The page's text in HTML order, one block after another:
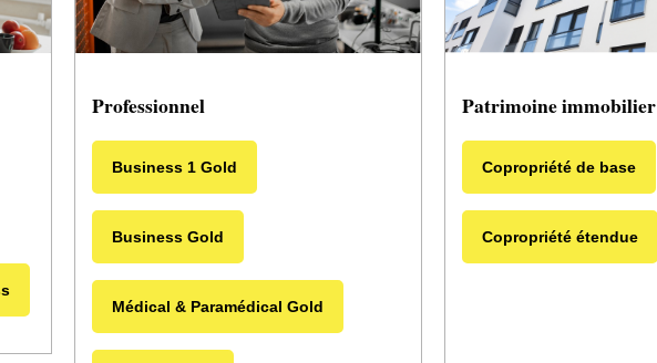
Professionnel
Business 1 Gold
Business Gold
Médical & Paramédical Gold
Patrimoine immobilier
Copropriété de base
Copropriété étendue